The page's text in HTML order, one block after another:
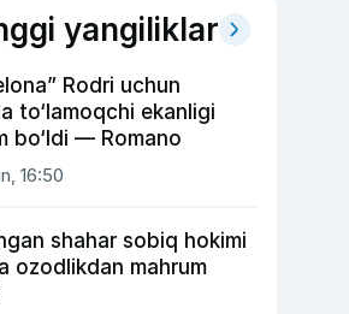
yangiliklar
Rodri uchun
to‘lamoqchi ekanligi
bo‘ldi — Romano
16:50
shahar sobiq hokimi
ozodlikdan mahrum